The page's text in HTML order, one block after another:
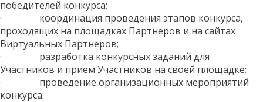
победителей конкурса;
· координация проведения этапов конкурса,
проходящих на площадках Партнеров и на сайтах
Виртуальных Партнеров;
· разработка конкурсных заданий для
Участников и прием Участников на своей площадке;
· проведение организационных мероприятий
конкурса: